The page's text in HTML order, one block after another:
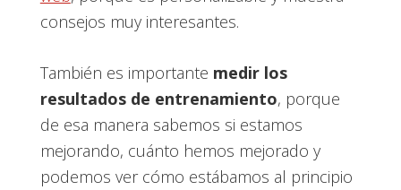
consejos muy interesantes.
También es importante medir los
resultados de entrenamiento, porque
de esa manera sabemos si estamos
mejorando, cuánto hemos mejorado y
podemos ver cómo estábamos al principio